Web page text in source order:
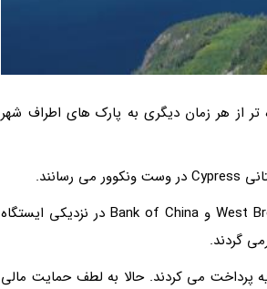
از هر زمان دیگری به پارک های اطراف شهر
اتوبوس های Parkbus هر روز صبح از فروشگاه MEC ونکوور واقع در 130 West Broadway و Bank of China در نزدیکی ایستگاه
پرداخت می کردند. حالا به لطف حمایت مالی